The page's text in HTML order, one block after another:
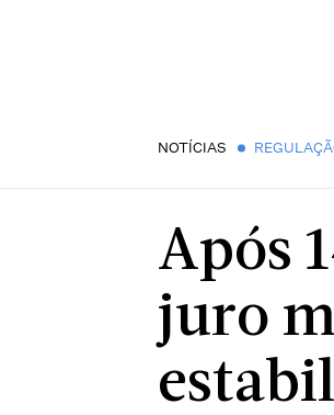
NOTÍCIAS
Após
juro